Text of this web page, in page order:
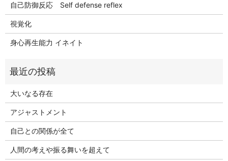
自己防御反応 Self defense reflex
視覚化
身心再生能力 イネイト
大いなる存在
アジャストメント
自己との関係が全て
人間の考えや振る舞いを超えて